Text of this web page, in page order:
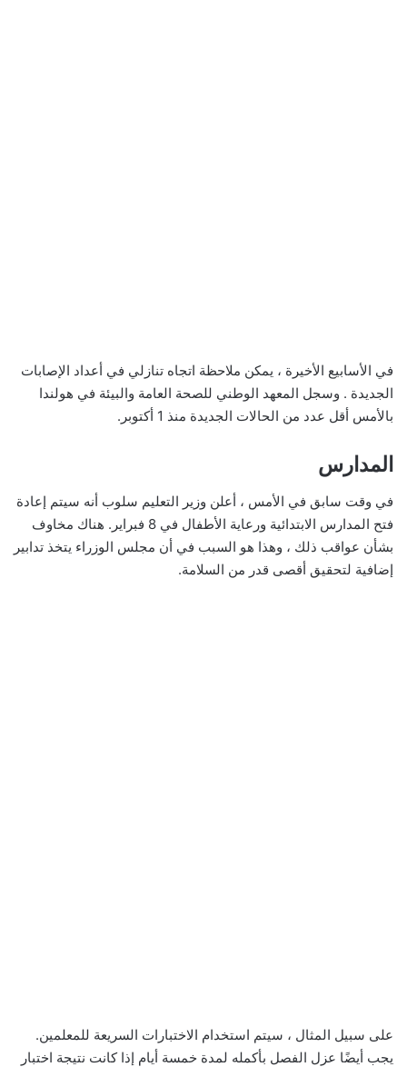
في الأسابيع الأخيرة ، يمكن ملاحظة اتجاه تنازلي في أعداد الإصابات
الجديدة . وسجل المعهد الوطني للصحة العامة والبيئة في هولندا
بالأمس أقل عدد من الحالات الجديدة منذ 1 أكتوبر.
المدارس
في وقت سابق في الأمس ، أعلن وزير التعليم سلوب أنه سيتم إعادة
فتح المدارس الابتدائية ورعاية الأطفال في 8 فبراير. هناك مخاوف
بشأن عواقب ذلك ، وهذا هو السبب في أن مجلس الوزراء يتخذ تدابير
إضافية لتحقيق أقصى قدر من السلامة.
على سبيل المثال ، سيتم استخدام الاختبارات السريعة للمعلمين.
يجب أيضًا عزل الفصل بأكمله لمدة خمسة أيام إذا كانت نتيجة اختبار